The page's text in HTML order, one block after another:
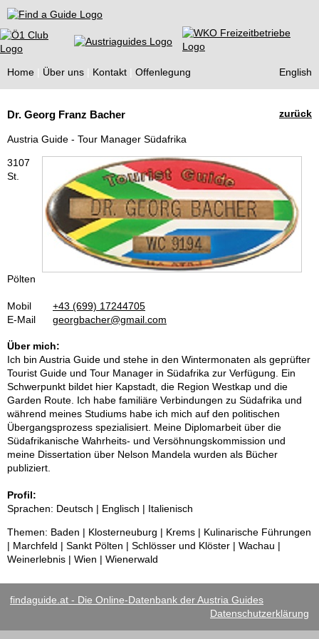
Find a Guide
Home Über uns Kontakt Offenlegung English
Guides
zurück
Dr. Georg Franz Bacher
Austria Guide - Tour Manager Südafrika
3107
St.
Pölten
Mobil
+43 (699) 17244705
E-Mail
georgbacher@gmail.com
Über mich:
Ich bin Austria Guide und stehe in den Wintermonaten als geprüfter
Tourist Guide und Tour Manager in Südafrika zur Verfügung. Ein
Schwerpunkt bildet hier Kapstadt, die Region Westkap und die
Garden Route. Ich habe familiäre Verbindungen zu Südafrika und
während meines Studiums habe ich mich auf den politischen
Übergangsprozess spezialisiert. Meine Diplomarbeit über die
Südafrikanische Wahrheits- und Versöhnungskommission und
meine Dissertation über Nelson Mandela wurden als Bücher
publiziert.
Profil:
Sprachen: Deutsch | Englisch | Italienisch
Themen: Baden | Klosterneuburg | Krems | Kulinarische Führungen
| Marchfeld | Sankt Pölten | Schlösser und Klöster | Wachau |
Weinerlebnis | Wien | Wienerwald
findaguide.at - Die Online-Datenbank der Austria Guides
Datenschutzerklärung